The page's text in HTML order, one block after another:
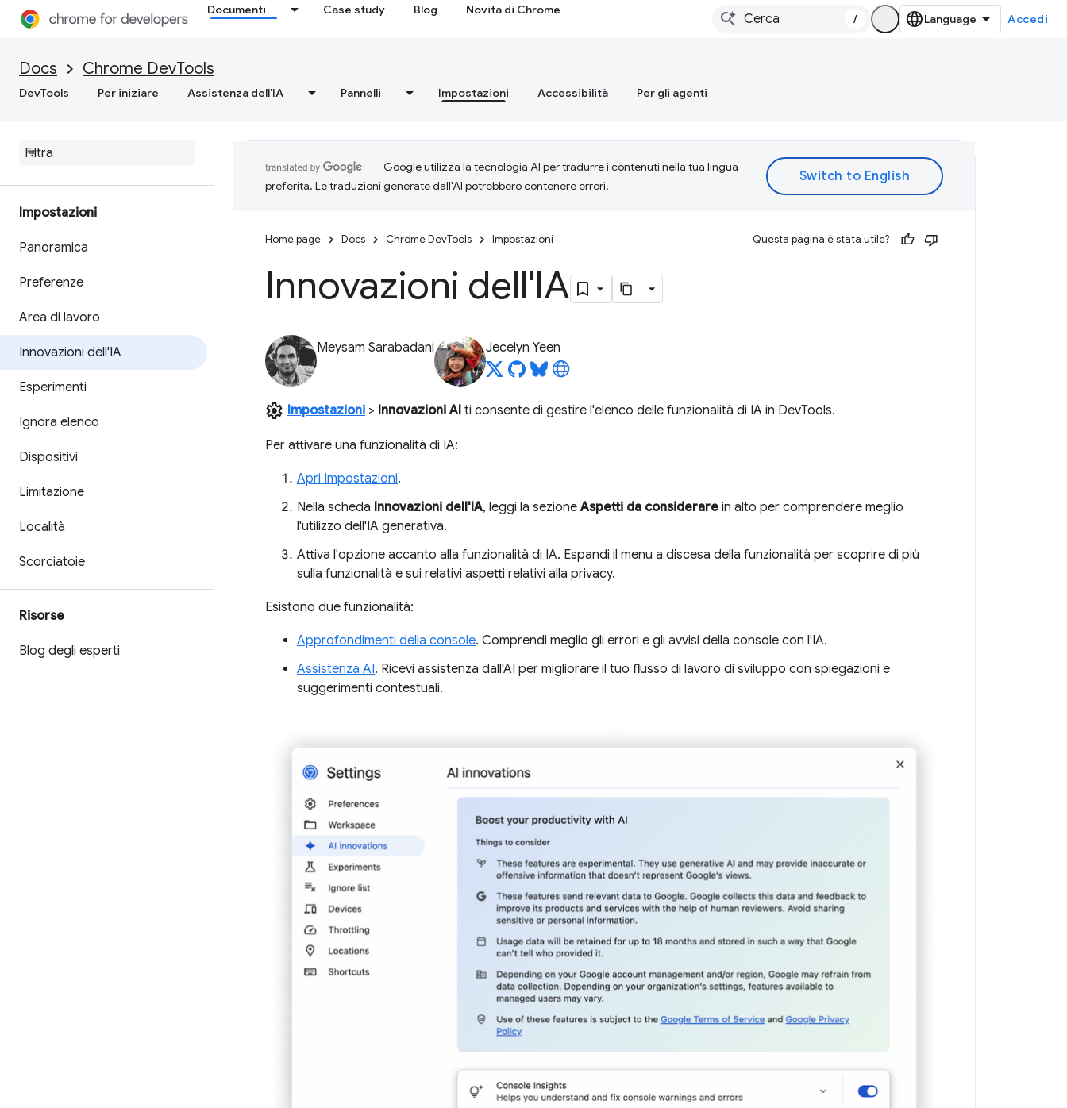
Documenti Case study Blog Novità di Chrome
/ Accedi
Docs Chrome DevTools
DevTools Per iniziare Assistenza dell'IA Pannelli Impostazioni Accessibilità Per gli agenti
Impostazioni
Panoramica
Preferenze
Area di lavoro
Innovazioni dell'IA
Esperimenti
Ignora elenco
Dispositivi
Limitazione
Località
Scorciatoie
Risorse
Blog degli esperti
Google utilizza la tecnologia AI per tradurre i contenuti nella tua lingua
preferita. Le traduzioni generate dall'AI potrebbero contenere errori.
Home page Docs Chrome DevTools Impostazioni Questa pagina è stata utile?
Innovazioni dell'IA
Meysam Sarabadani Jecelyn Yeen
settings Impostazioni > Innovazioni AI ti consente di gestire l'elenco delle funzionalità di IA in DevTools.
Per attivare una funzionalità di IA:
Apri Impostazioni.
Nella scheda Innovazioni dell'IA, leggi la sezioneAspetti da considerare in alto per comprendere meglio
l'utilizzo dell'IA generativa.
Attiva l'opzione accanto alla funzionalità di IA. Espandi il menu a discesa della funzionalità per scoprire di più
sulla funzionalità e sui relativi aspetti relativi alla privacy.
Esistono due funzionalità:
Approfondimenti della console. Comprendi meglio gli errori e gli avvisi della console con l'IA.
Assistenza AI. Ricevi assistenza dall'AI per migliorare il tuo flusso di lavoro di sviluppo con spiegazioni e
suggerimenti contestuali.